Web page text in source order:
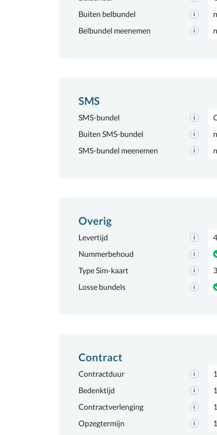
Buiten belbundel
Belbundel meenemen
SMS
SMS-bundel
Buiten SMS-bundel
SMS-bundel meenemen
Overig
Levertijd
Nummerbehoud
Type Sim-kaart
Losse bundels
Contract
Contractduur
Bedenktijd
Contractverlenging
Opzegtermijn